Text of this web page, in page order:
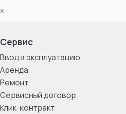
Сервис
Ввод в эксплуатацию
Аренда
Ремонт
Сервисный договор
Клик-контракт